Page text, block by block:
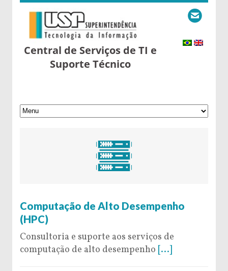
Central de Serviços de TI e
Suporte Técnico
Computação de Alto Desempenho
(HPC)
Consultoria e suporte aos serviços de
computação de alto desempenho [...]